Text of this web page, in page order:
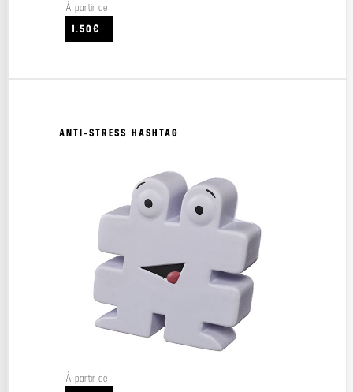
À partir de
1.50€
ANTI-STRESS HASHTAG
À partir de